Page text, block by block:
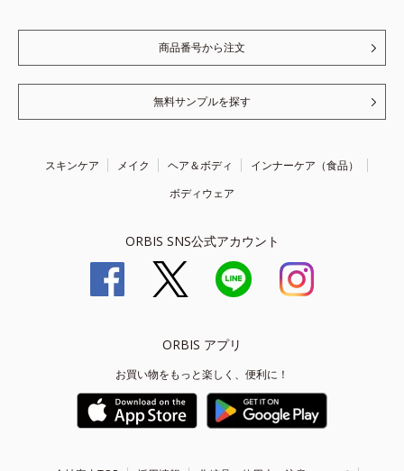
商品番号から注文
無料サンプルを探す
スキンケア メイク ヘア＆ボディ
インナーケア（食品）
ボディウェア
ORBIS SNS公式アカウント
ORBIS アプリ
お買い物をもっと楽しく、便利に！